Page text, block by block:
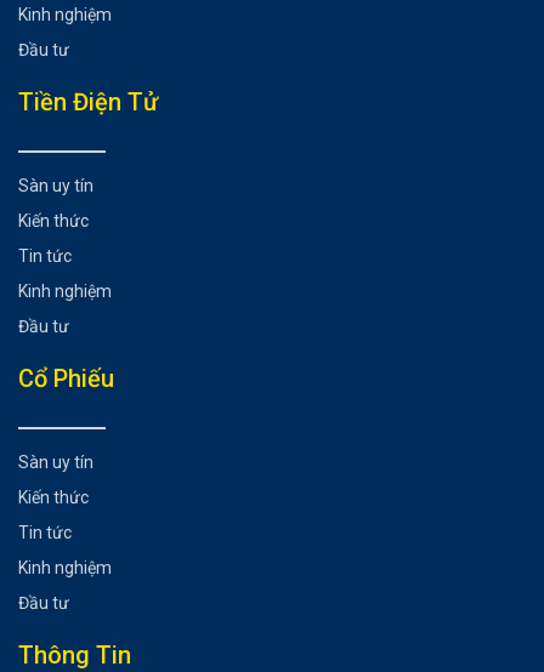
Có thể bạn chưa biết
Kinh nghiệm
Đầu tư
Tiền Điện Tử
Sàn uy tín
Kiến thức
Tin tức
Kinh nghiệm
Đầu tư
Cổ Phiếu
Sàn uy tín
Kiến thức
Tin tức
Kinh nghiệm
Đầu tư
Thông Tin